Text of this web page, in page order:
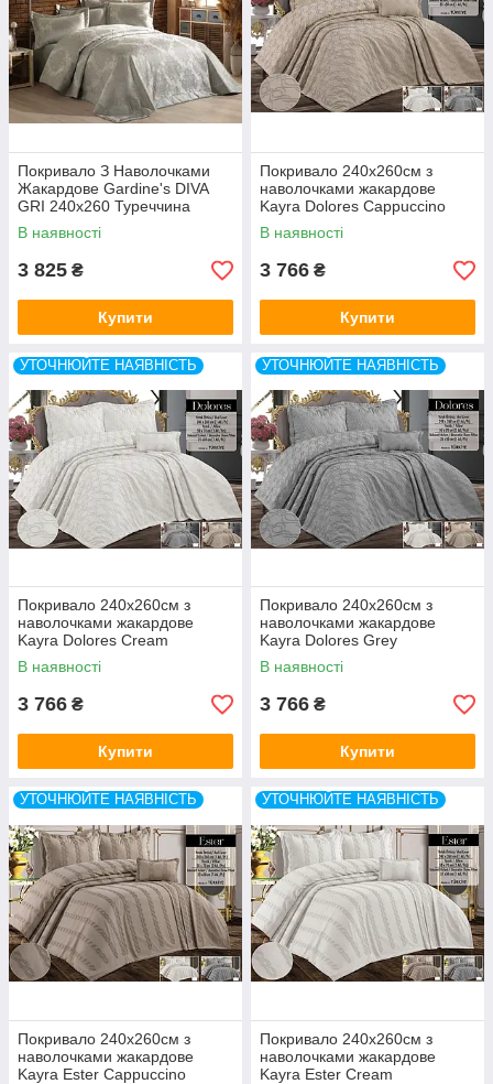
Покривало З Наволочками
Жакардове Gardine's DIVA
GRI 240x260 Туреччина
В наявності
3 825 ₴
Купити
Покривало 240x260см з
наволочками жакардове
Kayra Dolores Cappuccino
В наявності
3 766 ₴
Купити
УТОЧНЮЙТЕ НАЯВНІСТЬ
Покривало 240x260см з
наволочками жакардове
Kayra Dolores Cream
В наявності
3 766 ₴
Купити
УТОЧНЮЙТЕ НАЯВНІСТЬ
Покривало 240x260см з
наволочками жакардове
Kayra Dolores Grey
В наявності
3 766 ₴
Купити
УТОЧНЮЙТЕ НАЯВНІСТЬ
Покривало 240x260см з
наволочками жакардове
Kayra Ester Cappuccino
УТОЧНЮЙТЕ НАЯВНІСТЬ
Покривало 240x260см з
наволочками жакардове
Kayra Ester Cream